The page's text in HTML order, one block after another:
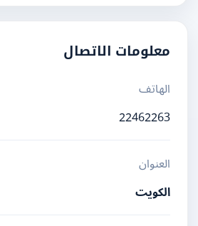
معلومات الاتصال
الهاتف
22462263
العنوان
الكويت